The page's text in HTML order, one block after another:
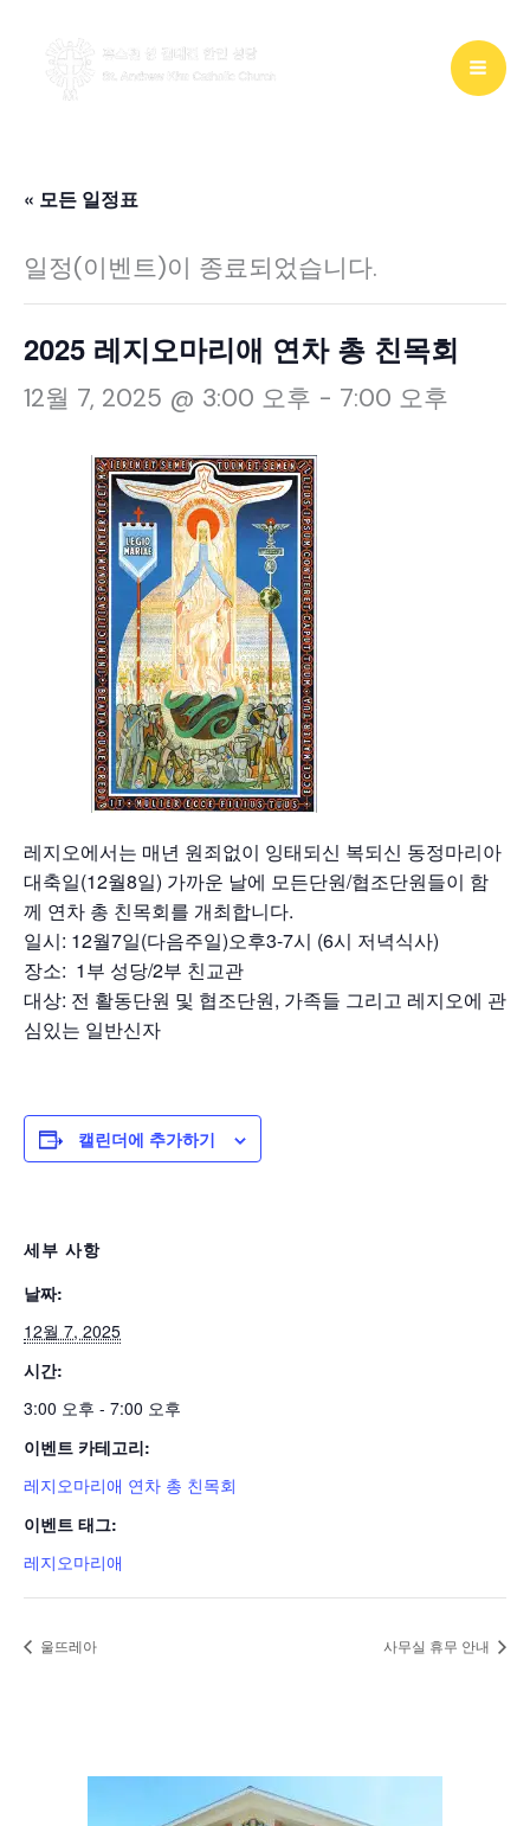
« 모든 일정표
일정(이벤트)이 종료되었습니다.
2025 레지오마리애 연차 총 친목회
12월 7, 2025 @ 3:00 오후 - 7:00 오후
레지오에서는 매년 원죄없이 잉태되신 복되신 동정마리아
대축일(12월8일) 가까운 날에 모든단원/협조단원들이 함
께 연차 총 친목회를 개최합니다.
일시: 12월7일(다음주일)오후3-7시 (6시 저녁식사)
장소: 1부 성당/2부 친교관
대상: 전 활동단원 및 협조단원, 가족들 그리고 레지오에 관
심있는 일반신자
캘린더에 추가하기
세부 사항
날짜:
12월 7, 2025
시간:
3:00 오후 - 7:00 오후
이벤트 카테고리:
레지오마리애 연차 총 친목회
이벤트 태그:
레지오마리애
울뜨레아 사무실 휴무 안내